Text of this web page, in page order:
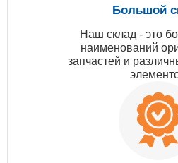
Большой
Наш склад - это
наименований
запчастей и